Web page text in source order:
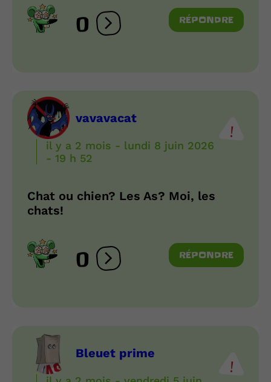
0 Ouvrir les réactions
RÉPONDRE
vavavacat
il y a 2 mois - lundi 8 juin 2026
- 19 h 52
Chat ou chien? Les As? Moi, les
chats!
0 Ouvrir les réactions
RÉPONDRE
Bleuet prime